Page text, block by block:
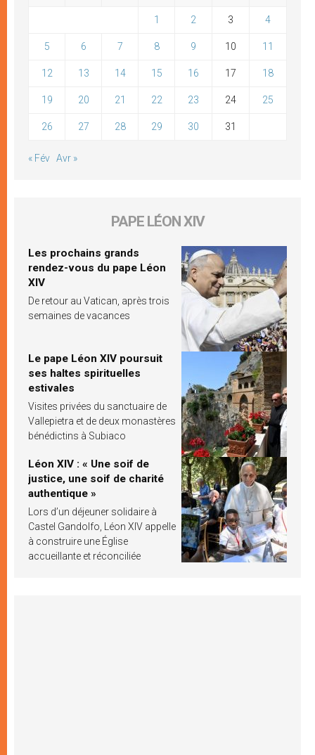
1 2 3 4
5 6 7 8 9 10 11
12 13 14 15 16 17 18
19 20 21 22 23 24 25
26 27 28 29 30 31
« Fév Avr »
PAPE LÉON XIV
Les prochains grands
rendez-vous du pape Léon
XIV
De retour au Vatican, après trois
semaines de vacances
Le pape Léon XIV poursuit
ses haltes spirituelles
estivales
Visites privées du sanctuaire de
Vallepietra et de deux monastères
bénédictins à Subiaco
Léon XIV : « Une soif de
justice, une soif de charité
authentique »
Lors d’un déjeuner solidaire à
Castel Gandolfo, Léon XIV appelle
à construire une Église
accueillante et réconciliée